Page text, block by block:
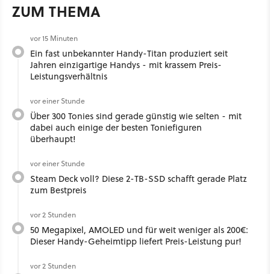
ZUM THEMA
vor 15 Minuten
Ein fast unbekannter Handy-Titan produziert seit
Jahren einzigartige Handys - mit krassem Preis-
Leistungsverhältnis
vor einer Stunde
Über 300 Tonies sind gerade günstig wie selten - mit
dabei auch einige der besten Toniefiguren
überhaupt!
vor einer Stunde
Steam Deck voll? Diese 2-TB-SSD schafft gerade Platz
zum Bestpreis
vor 2 Stunden
50 Megapixel, AMOLED und für weit weniger als 200€:
Dieser Handy-Geheimtipp liefert Preis-Leistung pur!
vor 2 Stunden